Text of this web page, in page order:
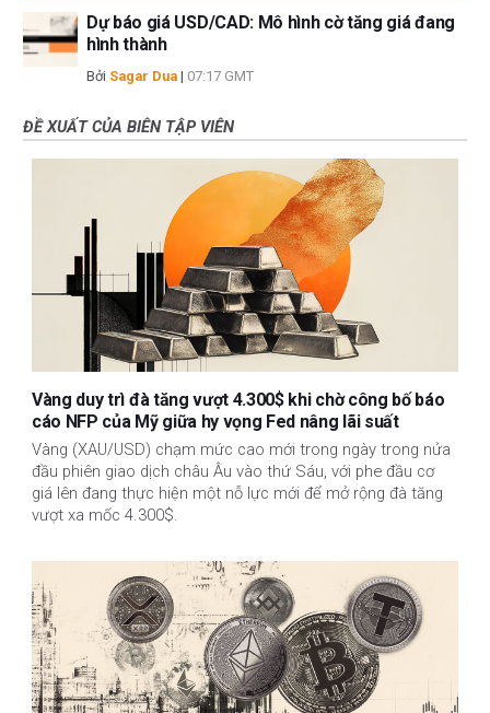
Dự báo giá USD/CAD: Mô hình cờ tăng giá đang
hình thành
Bởi Sagar Dua | 07:17 GMT
ĐỀ XUẤT CỦA BIÊN TẬP VIÊN
Vàng duy trì đà tăng vượt 4.300$ khi chờ công bố báo
cáo NFP của Mỹ giữa hy vọng Fed nâng lãi suất
Vàng (XAU/USD) chạm mức cao mới trong ngày trong nửa
đầu phiên giao dịch châu Âu vào thứ Sáu, với phe đầu cơ
giá lên đang thực hiện một nỗ lực mới để mở rộng đà tăng
vượt xa mốc 4.300$.